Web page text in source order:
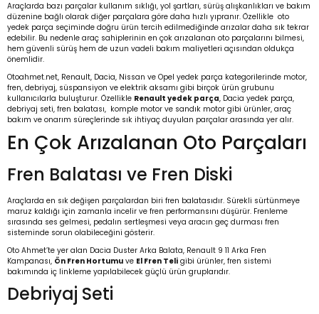
Araçlarda bazı parçalar kullanım sıklığı, yol şartları, sürüş alışkanlıkları ve bakım
düzenine bağlı olarak diğer parçalara göre daha hızlı yıpranır. Özellikle oto
yedek parça seçiminde doğru ürün tercih edilmediğinde arızalar daha sık tekrar
edebilir. Bu nedenle araç sahiplerinin en çok arızalanan oto parçalarını bilmesi,
hem güvenli sürüş hem de uzun vadeli bakım maliyetleri açısından oldukça
önemlidir.
Otoahmet.net, Renault, Dacia, Nissan ve Opel yedek parça kategorilerinde motor,
fren, debriyaj, süspansiyon ve elektrik aksamı gibi birçok ürün grubunu
kullanıcılarla buluşturur. Özellikle Renault yedek parça, Dacia yedek parça,
debriyaj seti, fren balatası, komple motor ve sandık motor gibi ürünler, araç
bakım ve onarım süreçlerinde sık ihtiyaç duyulan parçalar arasında yer alır.
En Çok Arızalanan Oto Parçaları
Fren Balatası ve Fren Diski
Araçlarda en sık değişen parçalardan biri fren balatasıdır. Sürekli sürtünmeye
maruz kaldığı için zamanla incelir ve fren performansını düşürür. Frenleme
sırasında ses gelmesi, pedalın sertleşmesi veya aracın geç durması fren
sisteminde sorun olabileceğini gösterir.
Oto Ahmet’te yer alan Dacia Duster Arka Balata, Renault 9 11 Arka Fren
Kampanası, Ön Fren Hortumu ve El Fren Teli gibi ürünler, fren sistemi
bakımında iç linkleme yapılabilecek güçlü ürün gruplarıdır.
Debriyaj Seti